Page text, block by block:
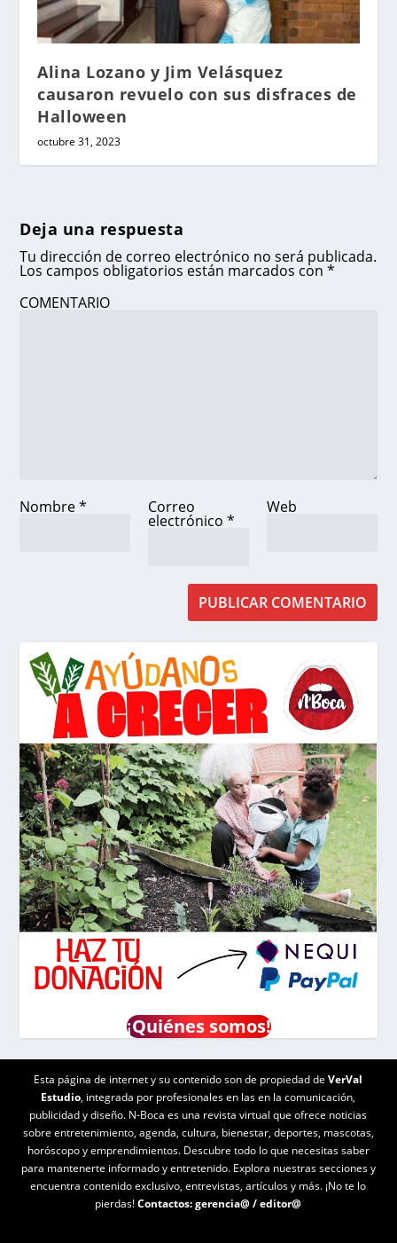
Alina Lozano y Jim Velásquez
causaron revuelo con sus disfraces de
Halloween
octubre 31, 2023
Deja una respuesta
Tu dirección de correo electrónico no será publicada.
Los campos obligatorios están marcados con*
COMENTARIO
Nombre* Correo
electrónico *
Web
¡Quiénes somos!
Esta página de internet y su contenido son de propiedad deVerVal
Estudio, integrada por profesionales en las en la comunicación,
publicidad y diseño. N-Boca es una revista virtual que ofrece noticias
sobre entretenimiento, agenda, cultura, bienestar, deportes, mascotas,
horóscopo y emprendimientos. Descubre todo lo que necesitas saber
para mantenerte informado y entretenido. Explora nuestras secciones y
encuentra contenido exclusivo, entrevistas, artículos y más. ¡No te lo
pierdas!Contactos: gerencia@/editor@